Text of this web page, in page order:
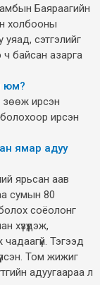
Баяраагийн
холбооны
сэтгэлийг
ч байсан азарга
юм?
зөөж ирсэн
ирсэн
ямар адуу
ярьсан аав
сумын 80
соёолонг
хүзүүдэж,
Тэгээд
Том жижиг
адуугаараа л